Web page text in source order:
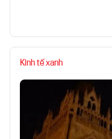
Kinh tế xanh